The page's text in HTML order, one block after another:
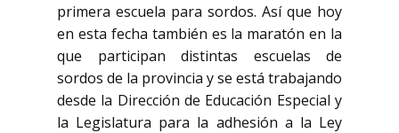
primera escuela para sordos. Así que hoy
en esta fecha también es la maratón en la
que participan distintas escuelas de
sordos de la provincia y se está trabajando
desde la Dirección de Educación Especial y
la Legislatura para la adhesión a la Ley